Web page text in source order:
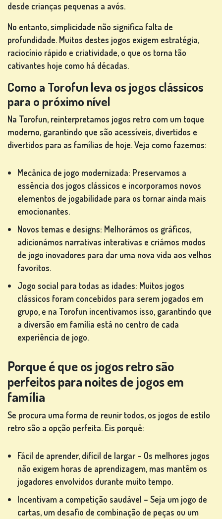
MUDAR
desde crianças pequenas a avós.
No entanto, simplicidade não significa falta de
profundidade. Muitos destes jogos exigem estratégia,
raciocínio rápido e criatividade, o que os torna tão
cativantes hoje como há décadas.
Como a Torofun leva os jogos clássicos
para o próximo nível
Na Torofun, reinterpretamos jogos retro com um toque
moderno, garantindo que são acessíveis, divertidos e
divertidos para as famílias de hoje. Veja como fazemos:
Mecânica de jogo modernizada: Preservamos a
essência dos jogos clássicos e incorporamos novos
elementos de jogabilidade para os tornar ainda mais
emocionantes.
Novos temas e designs: Melhorámos os gráficos,
adicionámos narrativas interativas e criámos modos
de jogo inovadores para dar uma nova vida aos velhos
favoritos.
Jogo social para todas as idades: Muitos jogos
clássicos foram concebidos para serem jogados em
grupo, e na Torofun incentivamos isso, garantindo que
a diversão em família está no centro de cada
experiência de jogo.
Porque é que os jogos retro são
perfeitos para noites de jogos em
família
Se procura uma forma de reunir todos, os jogos de estilo
retro são a opção perfeita. Eis porquê:
Fácil de aprender, difícil de largar – Os melhores jogos
não exigem horas de aprendizagem, mas mantêm os
jogadores envolvidos durante muito tempo.
Incentivam a competição saudável – Seja um jogo de
cartas, um desafio de combinação de peças ou um